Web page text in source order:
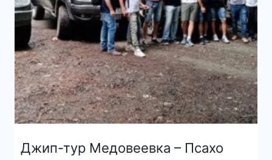
Джип-тур Медовеевка – Псахо